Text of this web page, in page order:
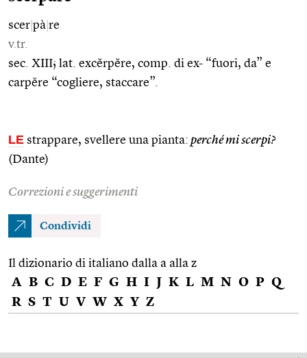
scer pà re
v.tr.
sec. XIII; lat. excĕrpĕre, comp. di ex- “fuori, da” e
carpĕre “cogliere, staccare”.
LE strappare, svellere una pianta: perché mi scerpi?
(Dante)
Correzioni e suggerimenti
Condividi
Il dizionario di italiano dalla a alla z
A B C D E F G H I J K L M N O P Q
R S T U V W X Y Z